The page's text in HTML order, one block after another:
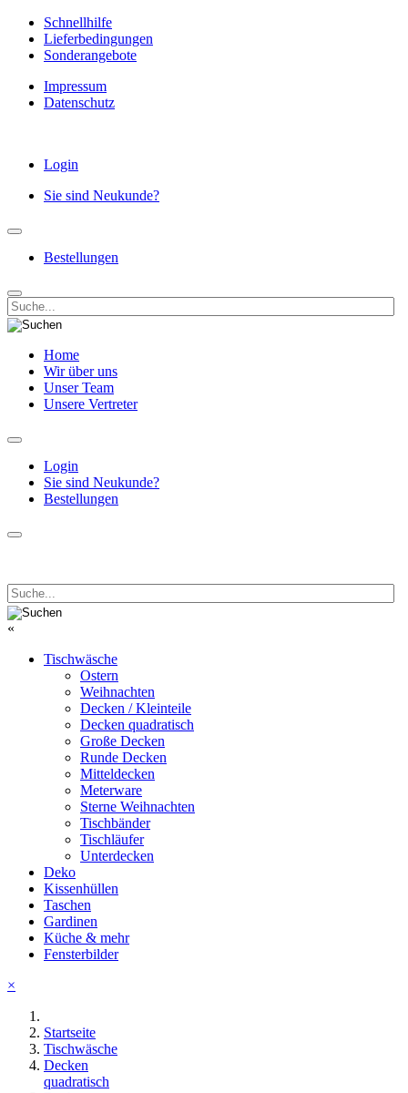
Schnellhilfe
Lieferbedingungen
Sonderangebote
Impressum
Datenschutz
Login
Sie sind Neukunde?
Bestellungen
Home
Wir über uns
Unser Team
Unsere Vertreter
Login
Sie sind Neukunde?
Bestellungen
«
Tischwäsche
Ostern
Weihnachten
Decken / Kleinteile
Decken quadratisch
Große Decken
Runde Decken
Mitteldecken
Meterware
Sterne Weihnachten
Tischbänder
Tischläufer
Unterdecken
Deko
Kissenhüllen
Taschen
Gardinen
Küche & mehr
Fensterbilder
×
Startseite
Tischwäsche
Decken
quadratisch